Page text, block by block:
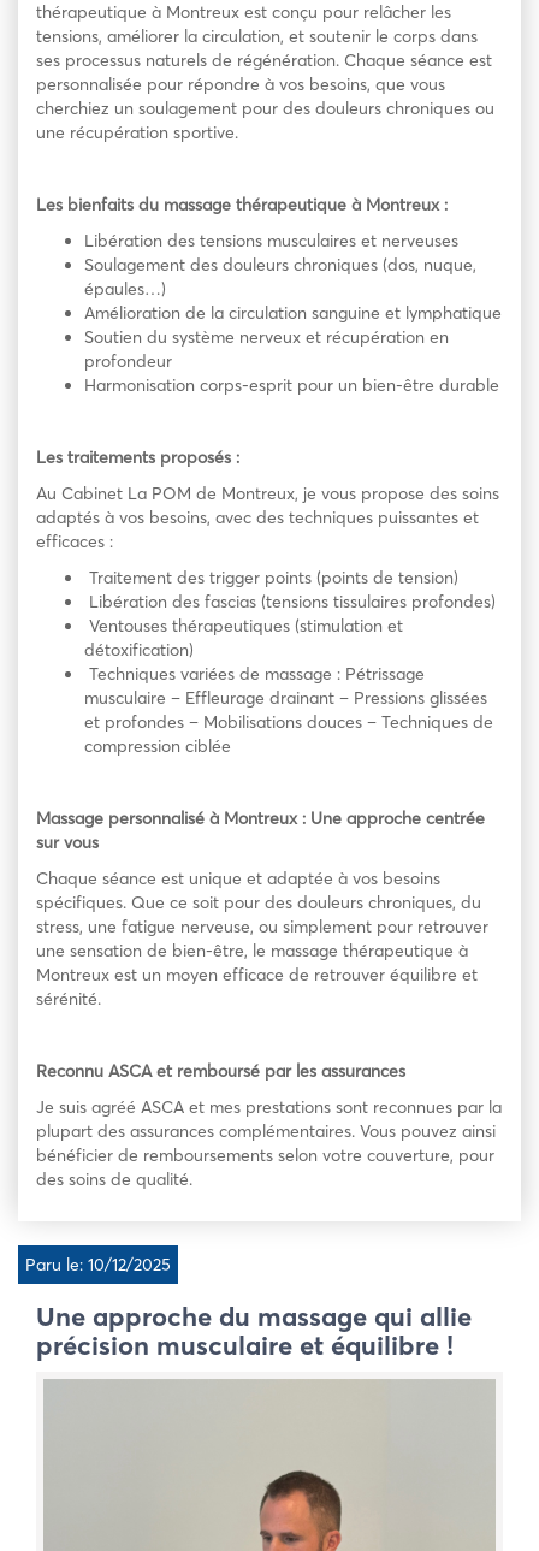
thérapeutique à Montreux est conçu pour relâcher les
tensions, améliorer la circulation, et soutenir le corps dans
ses processus naturels de régénération. Chaque séance est
personnalisée pour répondre à vos besoins, que vous
cherchiez un soulagement pour des douleurs chroniques ou
une récupération sportive.
Les bienfaits du massage thérapeutique à Montreux :
Libération des tensions musculaires et nerveuses
Soulagement des douleurs chroniques (dos, nuque,
épaules…)
Amélioration de la circulation sanguine et lymphatique
Soutien du système nerveux et récupération en
profondeur
Harmonisation corps-esprit pour un bien-être durable
Les traitements proposés :
Au Cabinet La POM de Montreux, je vous propose des soins
adaptés à vos besoins, avec des techniques puissantes et
efficaces :
Traitement des trigger points (points de tension)
Libération des fascias (tensions tissulaires profondes)
Ventouses thérapeutiques (stimulation et
détoxification)
Techniques variées de massage : Pétrissage
musculaire – Effleurage drainant – Pressions glissées
et profondes – Mobilisations douces – Techniques de
compression ciblée
Massage personnalisé à Montreux : Une approche centrée
sur vous
Chaque séance est unique et adaptée à vos besoins
spécifiques. Que ce soit pour des douleurs chroniques, du
stress, une fatigue nerveuse, ou simplement pour retrouver
une sensation de bien-être, le massage thérapeutique à
Montreux est un moyen efficace de retrouver équilibre et
sérénité.
Reconnu ASCA et remboursé par les assurances
Je suis agréé ASCA et mes prestations sont reconnues par la
plupart des assurances complémentaires. Vous pouvez ainsi
bénéficier de remboursements selon votre couverture, pour
des soins de qualité.
Paru le: 10/12/2025
Une approche du massage qui allie
précision musculaire et équilibre !